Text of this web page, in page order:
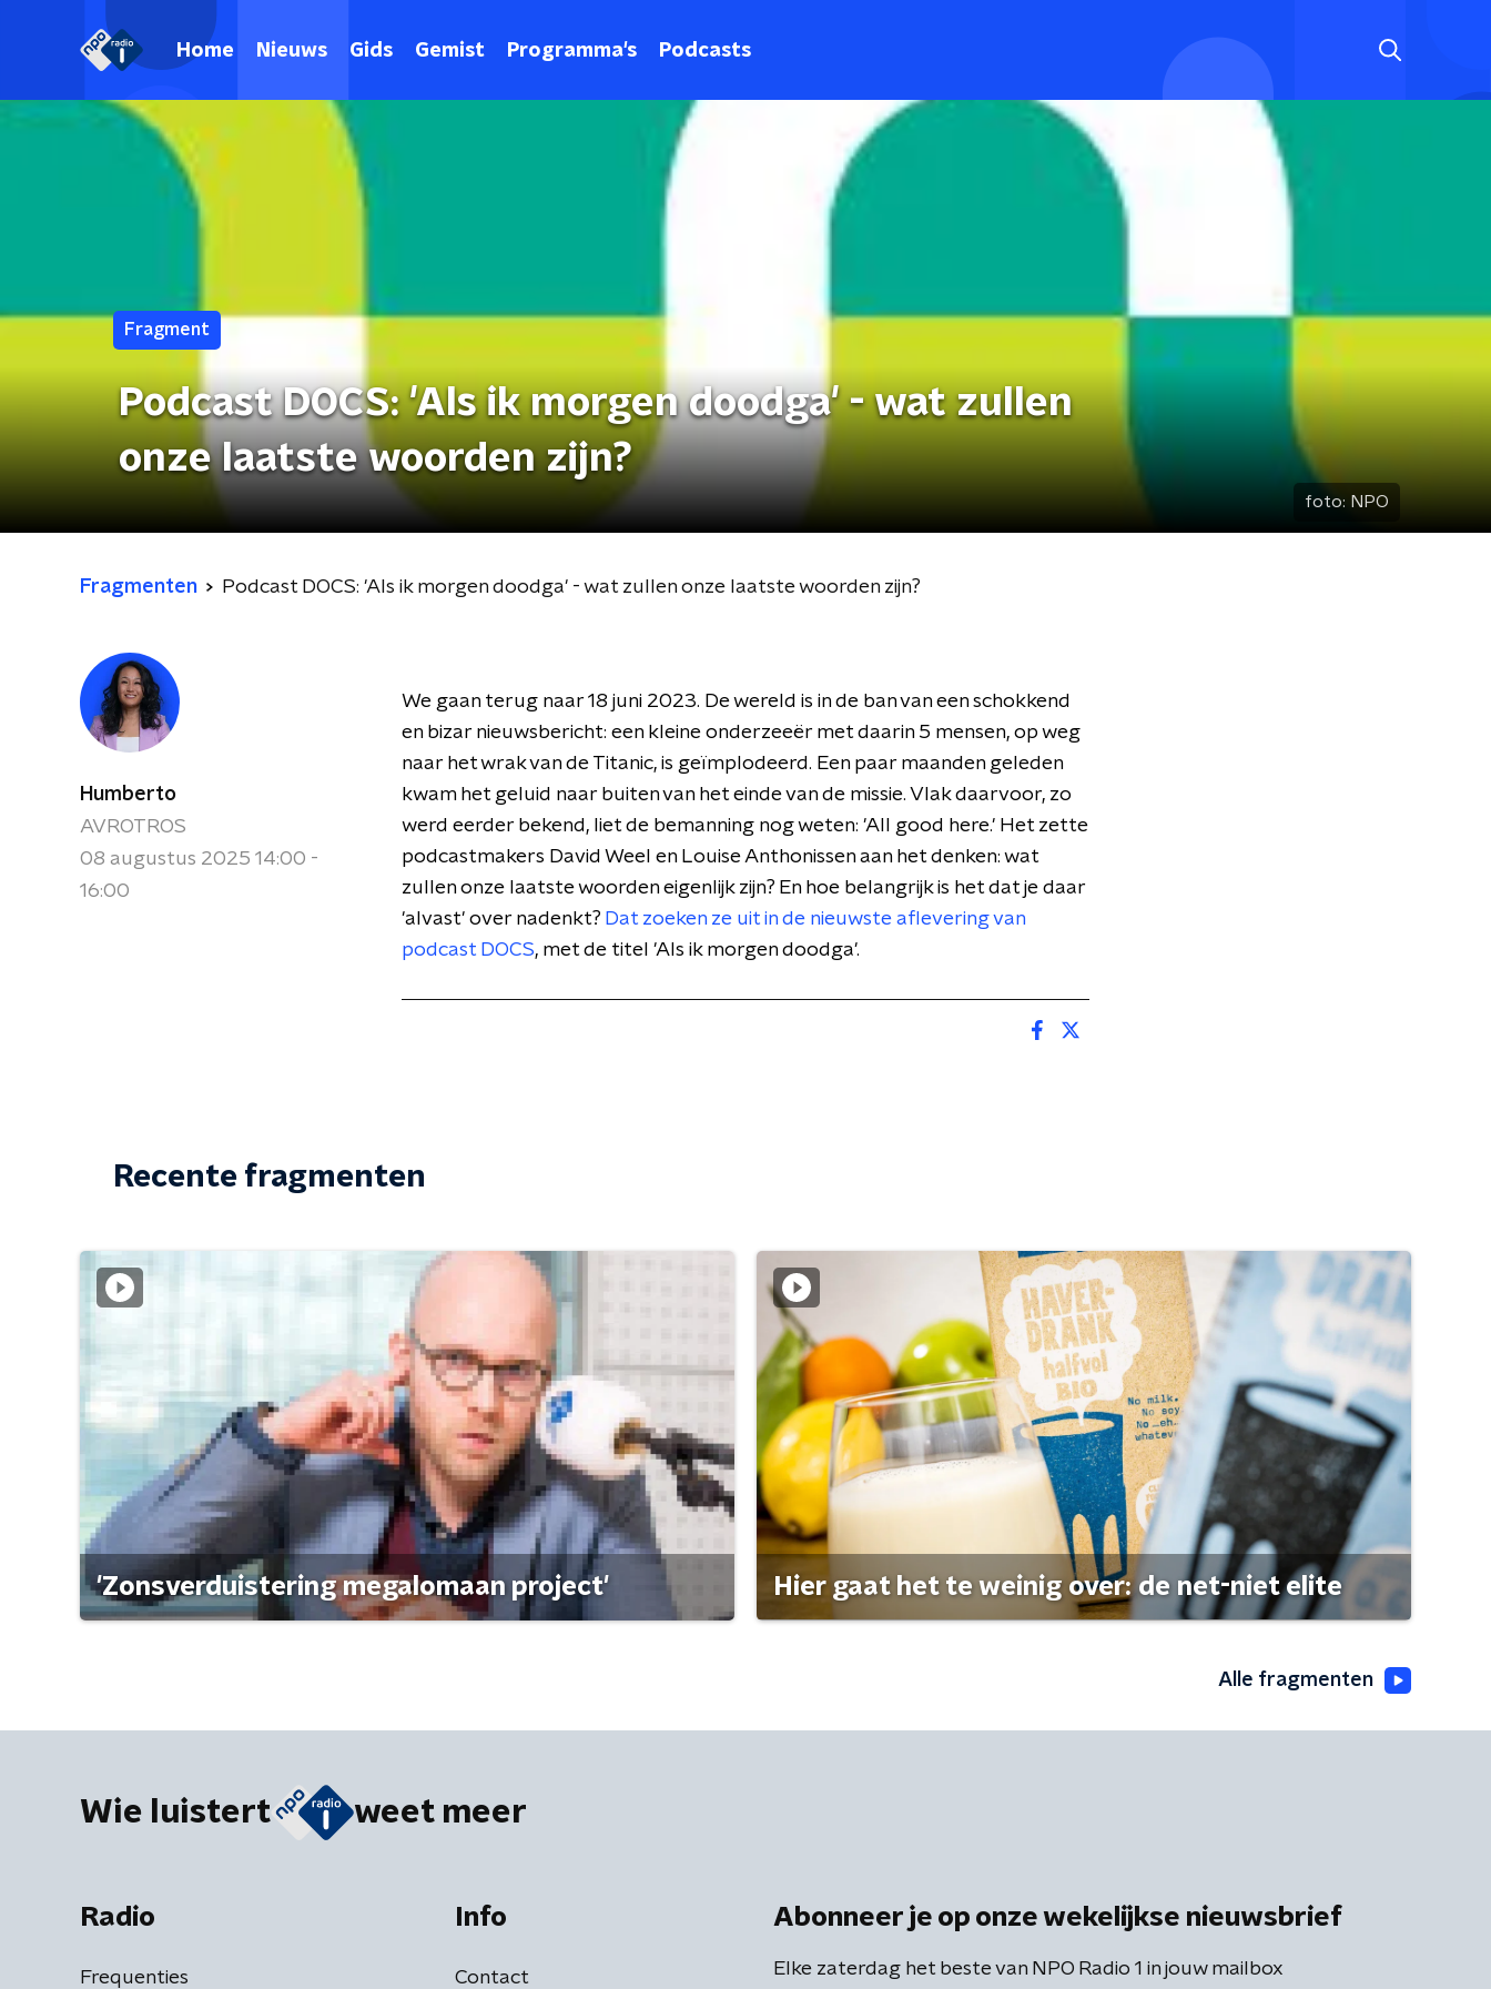
Home Nieuws Gids Gemist Programma's Podcasts
Fragment
Podcast DOCS: 'Als ik morgen doodga' - wat zullen
onze laatste woorden zijn?
foto: NPO
Fragmenten Podcast DOCS: 'Als ik morgen doodga' - wat zullen onze laatste woorden zijn?
Humberto
AVROTROS
08 augustus 2025 14:00 -
16:00
We gaan terug naar 18 juni 2023. De wereld is in de ban van een schokkend
en bizar nieuwsbericht: een kleine onderzeeër met daarin 5 mensen, op weg
naar het wrak van de Titanic, is geïmplodeerd. Een paar maanden geleden
kwam het geluid naar buiten van het einde van de missie. Vlak daarvoor, zo
werd eerder bekend, liet de bemanning nog weten: 'All good here.' Het zette
podcastmakers David Weel en Louise Anthonissen aan het denken: wat
zullen onze laatste woorden eigenlijk zijn? En hoe belangrijk is het dat je daar
'alvast' over nadenkt? Dat zoeken ze uit in de nieuwste aflevering van
podcast DOCS, met de titel 'Als ik morgen doodga'.
Recente fragmenten
'Zonsverduistering megalomaan project' Hier gaat het te weinig over: de net-niet elite
Alle fragmenten
Wie luistert weet meer
Radio
Frequenties
Info
Contact
Abonneer je op onze wekelijkse nieuwsbrief
Elke zaterdag het beste van NPO Radio 1 in jouw mailbox